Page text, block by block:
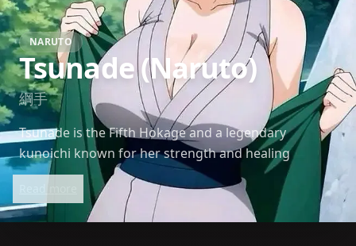
NARUTO
Tsunade (Naruto)
綱手
Tsunade is the Fifth Hokage and a legendary
kunoichi known for her strength and healing
prowess. Despite her traumas, she leads with
resolve and heart in *Naruto*.